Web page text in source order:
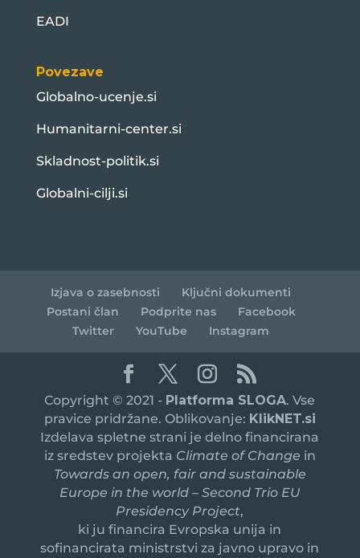
EADI
Povezave
Globalno-ucenje.si
Humanitarni-center.si
Skladnost-politik.si
Globalni-cilji.si
Izjava o zasebnosti
Ključni dokumenti
Postani član
Podprite nas
Facebook
Twitter
YouTube Instagram
Copyright © 2021 - Platforma SLOGA. Vse
pravice pridržane. Oblikovanje: KlikNET.si
Izdelava spletne strani je delno financirana
iz sredstev projekta Climate of Change in
Towards an open, fair and sustainable
Europe in the world – Second Trio EU
Presidency Project,
ki ju financira Evropska unija in
sofinancirata ministrstvi za javno upravo in